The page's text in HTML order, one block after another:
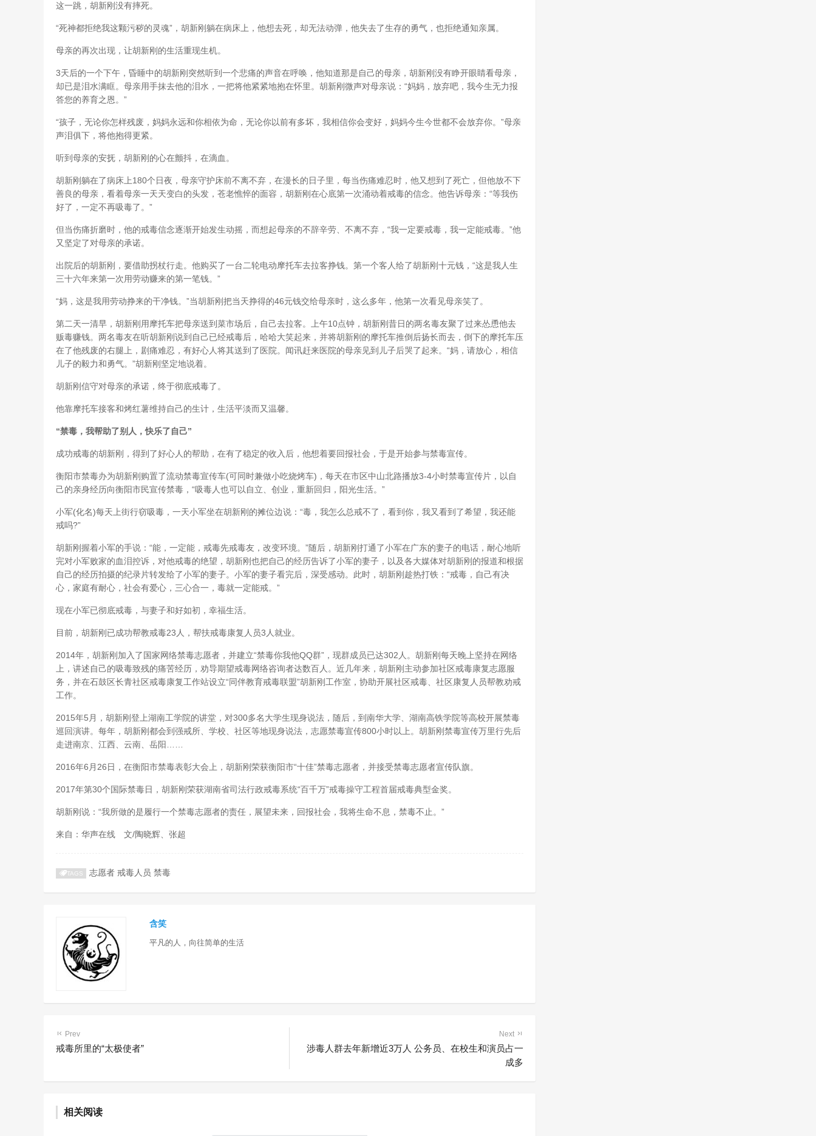
这一跳，胡新刚没有摔死。
“死神都拒绝我这颗污秽的灵魂”，胡新刚躺在病床上，他想去死，却无法动弹，他失去了生存的勇气，也拒绝通知亲属。
母亲的再次出现，让胡新刚的生活重现生机。
3天后的一个下午，昏睡中的胡新刚突然听到一个悲痛的声音在呼唤，他知道那是自己的母亲，胡新刚没有睁开眼睛看母亲，
却已是泪水满眶。母亲用手抹去他的泪水，一把将他紧紧地抱在怀里。胡新刚微声对母亲说：“妈妈，放弃吧，我今生无力报
答您的养育之恩。”
“孩子，无论你怎样残废，妈妈永远和你相依为命，无论你以前有多坏，我相信你会变好，妈妈今生今世都不会放弃你。”母亲
声泪俱下，将他抱得更紧。
听到母亲的安抚，胡新刚的心在颤抖，在滴血。
胡新刚躺在了病床上180个日夜，母亲守护床前不离不弃，在漫长的日子里，每当伤痛难忍时，他又想到了死亡，但他放不下
善良的母亲，看着母亲一天天变白的头发，苍老憔悴的面容，胡新刚在心底第一次涌动着戒毒的信念。他告诉母亲：“等我伤
好了，一定不再吸毒了。”
但当伤痛折磨时，他的戒毒信念逐渐开始发生动摇，而想起母亲的不辞辛劳、不离不弃，“我一定要戒毒，我一定能戒毒。”他
又坚定了对母亲的承诺。
出院后的胡新刚，要借助拐杖行走。他购买了一台二轮电动摩托车去拉客挣钱。第一个客人给了胡新刚十元钱，“这是我人生
三十六年来第一次用劳动赚来的第一笔钱。”
“妈，这是我用劳动挣来的干净钱。”当胡新刚把当天挣得的46元钱交给母亲时，这么多年，他第一次看见母亲笑了。
第二天一清早，胡新刚用摩托车把母亲送到菜市场后，自己去拉客。上午10点钟，胡新刚昔日的两名毒友聚了过来怂恿他去
贩毒赚钱。两名毒友在听胡新刚说到自己已经戒毒后，哈哈大笑起来，并将胡新刚的摩托车推倒后扬长而去，倒下的摩托车压
在了他残废的右腿上，剧痛难忍，有好心人将其送到了医院。闻讯赶来医院的母亲见到儿子后哭了起来。“妈，请放心，相信
儿子的毅力和勇气。”胡新刚坚定地说着。
胡新刚信守对母亲的承诺，终于彻底戒毒了。
他靠摩托车接客和烤红薯维持自己的生计，生活平淡而又温馨。
“禁毒，我帮助了别人，快乐了自己”
成功戒毒的胡新刚，得到了好心人的帮助，在有了稳定的收入后，他想着要回报社会，于是开始参与禁毒宣传。
衡阳市禁毒办为胡新刚购置了流动禁毒宣传车(可同时兼做小吃烧烤车)，每天在市区中山北路播放3-4小时禁毒宣传片，以自
己的亲身经历向衡阳市民宣传禁毒，“吸毒人也可以自立、创业，重新回归，阳光生活。”
小军(化名)每天上街行窃吸毒，一天小军坐在胡新刚的摊位边说：“毒，我怎么总戒不了，看到你，我又看到了希望，我还能
戒吗?”
胡新刚握着小军的手说：“能，一定能，戒毒先戒毒友，改变环境。”随后，胡新刚打通了小军在广东的妻子的电话，耐心地听
完对小军败家的血泪控诉，对他戒毒的绝望，胡新刚也把自己的经历告诉了小军的妻子，以及各大媒体对胡新刚的报道和根据
自己的经历拍摄的纪录片转发给了小军的妻子。小军的妻子看完后，深受感动。此时，胡新刚趁热打铁：“戒毒，自己有决
心，家庭有耐心，社会有爱心，三心合一，毒就一定能戒。”
现在小军已彻底戒毒，与妻子和好如初，幸福生活。
目前，胡新刚已成功帮教戒毒23人，帮扶戒毒康复人员3人就业。
2014年，胡新刚加入了国家网络禁毒志愿者，并建立“禁毒你我他QQ群”，现群成员已达302人。胡新刚每天晚上坚持在网络
上，讲述自己的吸毒致残的痛苦经历，劝导期望戒毒网络咨询者达数百人。近几年来，胡新刚主动参加社区戒毒康复志愿服
务，并在石鼓区长青社区戒毒康复工作站设立“同伴教育戒毒联盟”胡新刚工作室，协助开展社区戒毒、社区康复人员帮教劝戒
工作。
2015年5月，胡新刚登上湖南工学院的讲堂，对300多名大学生现身说法，随后，到南华大学、湖南高铁学院等高校开展禁毒
巡回演讲。每年，胡新刚都会到强戒所、学校、社区等地现身说法，志愿禁毒宣传800小时以上。胡新刚禁毒宣传万里行先后
走进南京、江西、云南、岳阳……
2016年6月26日，在衡阳市禁毒表彰大会上，胡新刚荣获衡阳市“十佳”禁毒志愿者，并接受禁毒志愿者宣传队旗。
2017年第30个国际禁毒日，胡新刚荣获湖南省司法行政戒毒系统“百千万”戒毒操守工程首届戒毒典型金奖。
胡新刚说：“我所做的是履行一个禁毒志愿者的责任，展望未来，回报社会，我将生命不息，禁毒不止。”
来自：华声在线 文/陶晓辉、张超
TAGS 志愿者 戒毒人员 禁毒
含笑
平凡的人，向往简单的生活
Prev
戒毒所里的“太极使者”
Next
涉毒人群去年新增近3万人 公务员、在校生和演员占一
成多
相关阅读
《海南自由贸易港禁毒条例》